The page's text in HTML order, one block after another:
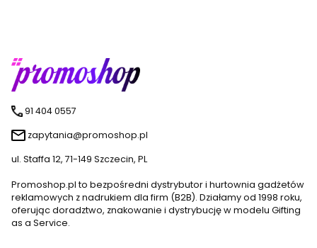
91 404 0557
zapytania@promoshop.pl
ul. Staffa 12, 71-149 Szczecin, PL
Promoshop.pl to bezpośredni dystrybutor i hurtownia gadżetów
reklamowych z nadrukiem dla firm (B2B). Działamy od 1998 roku,
oferując doradztwo, znakowanie i dystrybucję w modelu Gifting
as a Service.